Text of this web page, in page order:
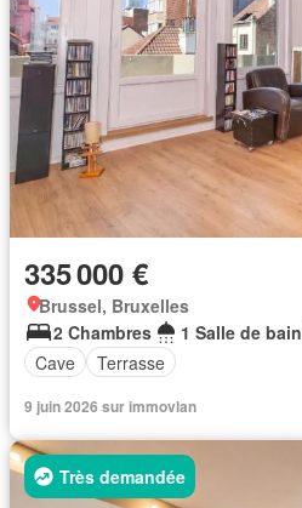
335 000 €
Brussel, Bruxelles
2 Chambres
1 Salle de bain
Cave
Terrasse
9 juin 2026 sur immovlan
Très demandée